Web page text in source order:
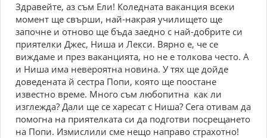
Здравейте, аз съм Ели! Коледната ваканция всеки
момент ще свърши, най-накрая училището ще
започне и отново ще бъда заедно с най-добрите си
приятелки Джес, Ниша и Лекси. Вярно е, че се
виждаме и през ваканцията, но не е толкова често. А
и Ниша има невероятна новина. У тях ще дойде
доведената й сестра Попи, която ще поостане
известно време. Много съм любопитна ­ как ли
изглежда? Дали ще се харесат с Ниша? Сега отивам да
помогна на приятелката си да подготви посрещането
на Попи. Измислили сме нещо направо страхотно!